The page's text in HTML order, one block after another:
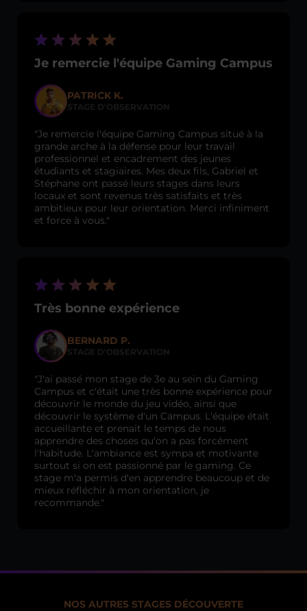
Je remercie l'équipe Gaming Campus
PATRICK K.
"Je remercie l'équipe Gaming Campus situé à la
grande arche à la défense pour leur travail
professionnel et encadrement des jeunes
étudiants et stagiaires. Mes deux fils, Gabriel et
Stéphane ont passé leurs stages dans leurs
locaux et sont revenus très satisfaits et très
ambitieux pour leur orientation. Merci infiniment
et force à vous."
Très bonne expérience
BERNARD P.
"J'ai passé mon stage de 3e au sein du Gaming
Campus et c'était une très bonne expérience pour
découvrir le monde du jeu vidéo, ainsi que
découvrir le système d'un Campus. L'équipe était
accueillante et prenait le temps de nous
apprendre des choses qu'on a pas forcément
l'habitude. L'ambiance est sympa et motivante
surtout si on est passionné par le gaming. Ce
stage m'a permis d'en apprendre beaucoup et de
mieux réfléchir à mon orientation, je
recommande."
NOS AUTRES STAGES DÉCOUVERTE